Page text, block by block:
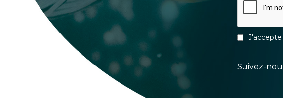
J'accepte
Suivez-